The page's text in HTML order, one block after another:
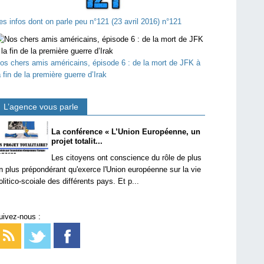
infos dont on parle peu n°121 (23 avril 2016) n°121
chers amis américains, épisode 6 : de la mort de JFK à
fin de la première guerre d’Irak
L’agence vous parle
La conférence « L’Union Européenne, un
projet totalit...
Les citoyens ont conscience du rôle de plus
plus prépondérant qu'exerce l'Union européenne sur la vie
scoiale des différents pays. Et p...
nous :